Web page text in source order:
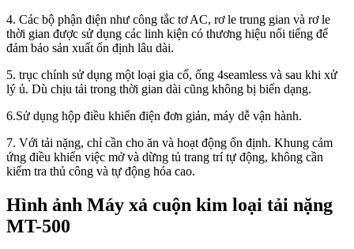
4. Các bộ phận điện như công tắc tơ AC, rơ le trung gian và rơ le
thời gian được sử dụng các linh kiện có thương hiệu nổi tiếng để
đảm bảo sản xuất ổn định lâu dài.
5. trục chính sử dụng một loại gia cố, ống 4seamless và sau khi xử
lý ủ. Dù chịu tải trong thời gian dài cũng không bị biến dạng.
6.Sử dụng hộp điều khiển điện đơn giản, máy dễ vận hành.
7. Với tải nặng, chỉ cần cho ăn và hoạt động ổn định. Khung cảm
ứng điều khiển việc mở và dừng tủ trang trí tự động, không cần
kiểm tra thủ công và tự động hóa cao.
Hình ảnh Máy xả cuộn kim loại tải nặng
MT-500